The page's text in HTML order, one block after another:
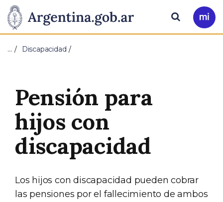
Presidencia
de
Nación
Pasar al contenido principal
Ir
a
Buscar
… Discapacidad
Pensión para
hijos con
discapacidad
Los hijos con discapacidad pueden cobrar
las pensiones por el fallecimiento de ambos